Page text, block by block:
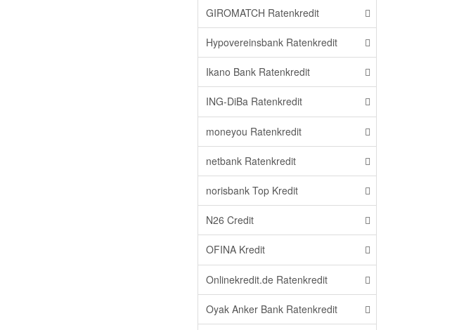
GIROMATCH Ratenkredit
Hypovereinsbank Ratenkredit
Ikano Bank Ratenkredit
ING-DiBa Ratenkredit
moneyou Ratenkredit
netbank Ratenkredit
norisbank Top Kredit
N26 Credit
OFINA Kredit
Onlinekredit.de Ratenkredit
Oyak Anker Bank Ratenkredit